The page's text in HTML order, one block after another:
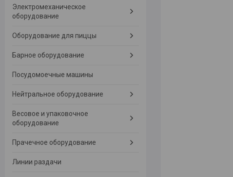
Электромеханическое
оборудование
Оборудование для пиццы
Барное оборудование
Посудомоечные машины
Нейтральное оборудование
Весовое и упаковочное
оборудование
Прачечное оборудование
Линии раздачи